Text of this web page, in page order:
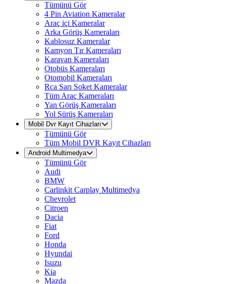
Tümünü Gör
4 Pin Aviation Kameralar
Araç içi Kameralar
Arka Görüş Kameraları
Kablosuz Kameralar
Kamyon Tır Kameraları
Karavan Kameraları
Otobüs Kameraları
Otomobil Kameraları
Rca Sarı Soket Kameralar
Tüm Araç Kameraları
Yan Görüş Kameraları
Yol Sürüş Kameraları
Mobil Dvr Kayıt Cihazları
Tümünü Gör
Tüm Mobil DVR Kayıt Cihazları
Android Multimedya
Tümünü Gör
Audi
BMW
Carlinkit Carplay Multimedya
Chevrolet
Citroen
Dacia
Fiat
Ford
Honda
Hyundai
Isuzu
Kia
Mazda